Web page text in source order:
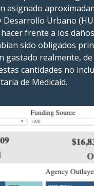
asignado
Urbano
frente a los
sido obligados
gastado realmente,
cantidades no
de Medicaid.